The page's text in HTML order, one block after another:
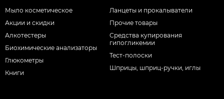
Мыло косметическое
Акции и скидки
Алкотестеры
Биохимические анализаторы
Глюкометры
Книги
Ланцеты и прокалыватели
Прочие товары
Средства купирования
гипогликемии
Тест-полоски
Шприцы, шприц-ручки, иглы